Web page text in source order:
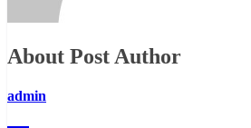
About Post Author
admin